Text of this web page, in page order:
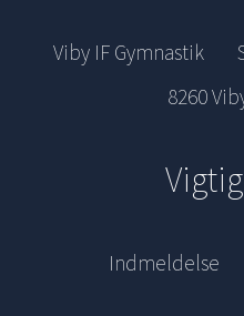
Viby IF Gymnastik
8260
Indmeldelse